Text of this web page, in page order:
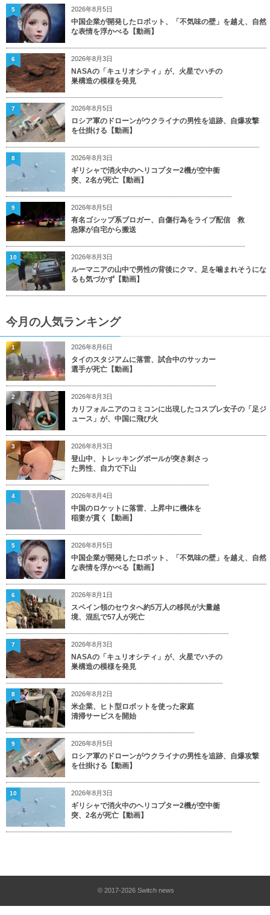
2026年8月5日
中国企業が開発したロボット、「不気味の壁」を越え、自然
な表情を浮かべる【動画】
5
2026年8月3日
NASAの「キュリオシティ」が、火星でハチの
巣構造の模様を発見
6
2026年8月5日
ロシア軍のドローンがウクライナの男性を追跡、自爆攻撃
を仕掛ける【動画】
7
2026年8月3日
ギリシャで消火中のヘリコプター2機が空中衝
突、2名が死亡【動画】
8
2026年8月5日
有名ゴシップ系ブロガー、自傷行為をライブ配信 救
急隊が自宅から搬送
9
2026年8月3日
ルーマニアの山中で男性の背後にクマ、足を噛まれそうにな
るも気づかず【動画】
10
今月の人気ランキング
2026年8月6日
タイのスタジアムに落雷、試合中のサッカー
選手が死亡【動画】
1
2026年8月3日
カリフォルニアのコミコンに出現したコスプレ女子の「足ジ
ュース」が、中国に飛び火
2
2026年8月3日
登山中、トレッキングポールが突き刺さっ
た男性、自力で下山
3
2026年8月4日
中国のロケットに落雷、上昇中に機体を
稲妻が貫く【動画】
4
2026年8月5日
中国企業が開発したロボット、「不気味の壁」を越え、自然
な表情を浮かべる【動画】
5
2026年8月1日
スペイン領のセウタへ約5万人の移民が大量越
境、混乱で57人が死亡
6
2026年8月3日
NASAの「キュリオシティ」が、火星でハチの
巣構造の模様を発見
7
2026年8月2日
米企業、ヒト型ロボットを使った家庭
清掃サービスを開始
8
2026年8月5日
ロシア軍のドローンがウクライナの男性を追跡、自爆攻撃
を仕掛ける【動画】
9
2026年8月3日
ギリシャで消火中のヘリコプター2機が空中衝
突、2名が死亡【動画】
10
© 2017-2026Switch news